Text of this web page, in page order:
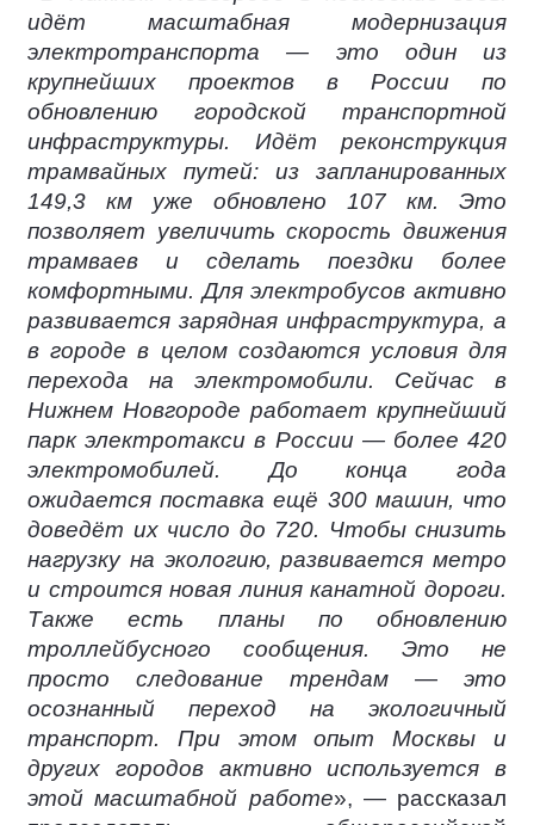
идёт масштабная модернизация
электротранспорта — это один из
крупнейших проектов в России по
обновлению городской транспортной
инфраструктуры. Идёт реконструкция
трамвайных путей: из запланированных
149,3 км уже обновлено 107 км. Это
позволяет увеличить скорость движения
трамваев и сделать поездки более
комфортными. Для электробусов активно
развивается зарядная инфраструктура, а
в городе в целом создаются условия для
перехода на электромобили. Сейчас в
Нижнем Новгороде работает крупнейший
парк электротакси в России — более 420
электромобилей. До конца года
ожидается поставка ещё 300 машин, что
доведёт их число до 720. Чтобы снизить
нагрузку на экологию, развивается метро
и строится новая линия канатной дороги.
Также есть планы по обновлению
троллейбусного сообщения. Это не
просто следование трендам — это
осознанный переход на экологичный
транспорт. При этом опыт Москвы и
других городов активно используется в
этой масштабной работе», — рассказал